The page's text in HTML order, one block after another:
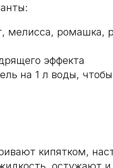
мелисса, ромашка,
эффекта
на 1 л воды,
кипятком,